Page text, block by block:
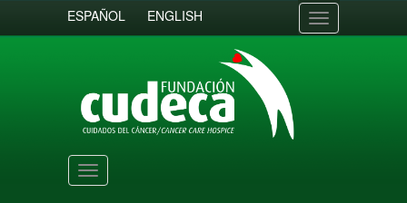
ESPAÑOL ENGLISH
Toggle
navigation
Toggle
navigation